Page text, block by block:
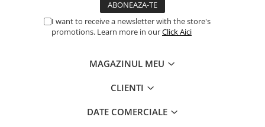
I want to receive a newsletter with the store's
promotions. Learn more in ourClick Aici
MAGAZINUL MEU
CLIENTI
DATE COMERCIALE